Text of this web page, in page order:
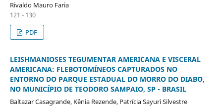
Rivaldo Mauro Faria
121 - 130
PDF
LEISHMANIOSES TEGUMENTAR AMERICANA E VISCERAL
AMERICANA: FLEBOTOMÍNEOS CAPTURADOS NO
ENTORNO DO PARQUE ESTADUAL DO MORRO DO DIABO,
NO MUNICÍPIO DE TEODORO SAMPAIO, SP - BRASIL
Baltazar Casagrande, Kênia Rezende, Patrícia Sayuri Silvestre